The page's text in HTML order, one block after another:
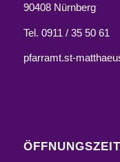
90408 Nürnberg
Tel. 0911 / 35 50 61
pfarramt.st-